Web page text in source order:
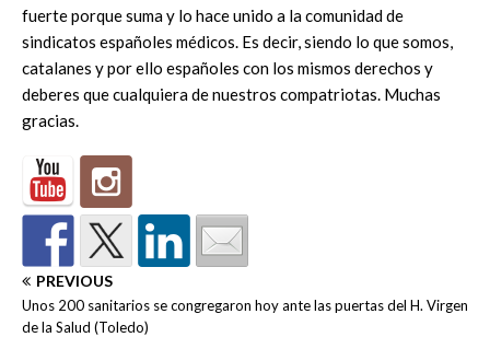
fuerte porque suma y lo hace unido a la comunidad de
sindicatos españoles médicos. Es decir, siendo lo que somos,
catalanes y por ello españoles con los mismos derechos y
deberes que cualquiera de nuestros compatriotas. Muchas
gracias.
PREVIOUS
Unos 200 sanitarios se congregaron hoy ante las puertas del H. Virgen
de la Salud (Toledo)